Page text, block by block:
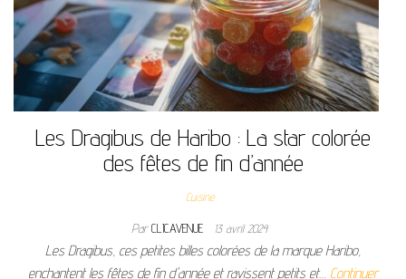
Les Dragibus de Haribo : La star colorée
des fêtes de fin d’année
Cuisine
ParCLICAVENUE 13 avril 2024
Les Dragibus, ces petites billes colorées de la marque Haribo,
enchantent les fêtes de fin d'année et ravissent petits et… Continuer